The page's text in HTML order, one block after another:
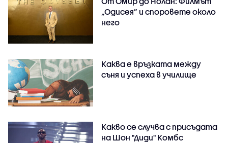
„Одисея” и споровете около
него
Каква е връзката между
съня и успеха в училище
Какво се случва с присъдата
на Шон "Диди" Комбс